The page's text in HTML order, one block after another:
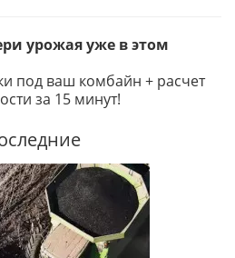
урожая уже в этом
под ваш комбайн + расчет
за 15 минут!